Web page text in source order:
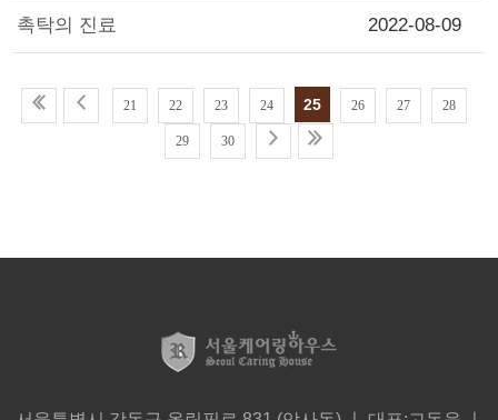
촉탁의 진료 2022-08-09
21 22 23 24 25 26 27 28
29 30